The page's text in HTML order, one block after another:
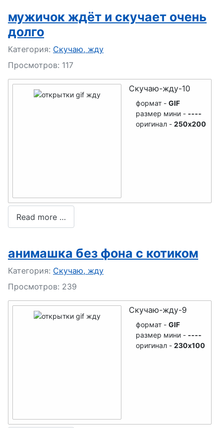
мужичок ждёт и скучает очень
долго
Подробности
Категория: Скучаю, жду
Просмотров: 117
Скучаю-жду-10
формат - GIF
размер мини - ----
оригинал - 250x200
Read more …
анимашка без фона с котиком
Подробности
Категория: Скучаю, жду
Просмотров: 239
Скучаю-жду-9
формат - GIF
размер мини - ----
оригинал - 230x100